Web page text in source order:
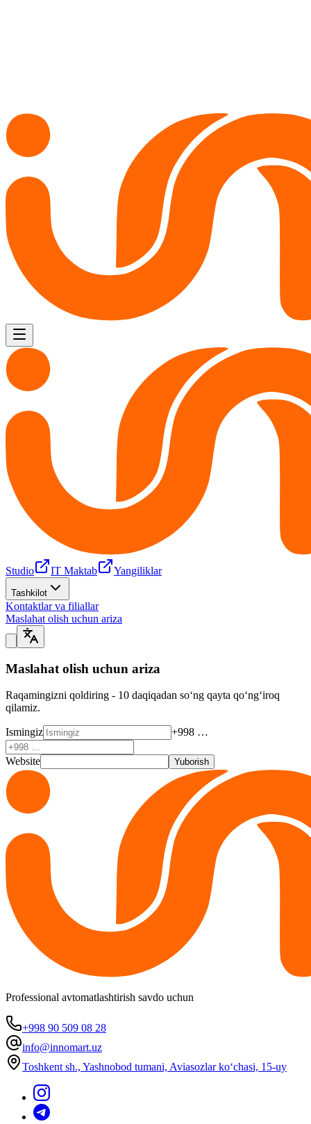
Studio IT Maktab Yangiliklar
Tashkilot
Kontaktlar va filiallar
Maslahat olish uchun ariza
Maslahat olish uchun ariza
Raqamingizni qoldiring - 10 daqiqadan so‘ng qayta qo‘ng‘iroq
qilamiz.
Ismingiz +998 …
Website Yuborish
Professional avtomatlashtirish savdo uchun
+998 90 509 08 28
info@innomart.uz
Toshkent sh., Yashnobod tumani, Aviasozlar ko‘chasi, 15-uy